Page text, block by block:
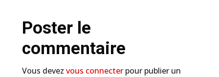
Poster le
commentaire
Vous devez vous connecterpour publier un